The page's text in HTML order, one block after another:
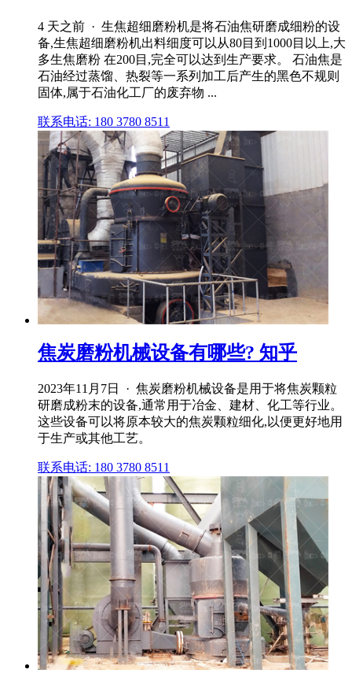
4 天之前 · 生焦超细磨粉机是将石油焦研磨成细粉的设
备,生焦超细磨粉机出料细度可以从80目到1000目以上,大
多生焦磨粉 在200目,完全可以达到生产要求。 石油焦是
石油经过蒸馏、热裂等一系列加工后产生的黑色不规则
固体,属于石油化工厂的废弃物 ...
联系电话: 180 3780 8511
焦炭磨粉机械设备有哪些? 知乎
2023年11月7日 · 焦炭磨粉机械设备是用于将焦炭颗粒
研磨成粉末的设备,通常用于冶金、建材、化工等行业。
这些设备可以将原本较大的焦炭颗粒细化,以便更好地用
于生产或其他工艺。
联系电话: 180 3780 8511